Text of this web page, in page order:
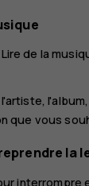
Lire de la
que vous
la
interrompre